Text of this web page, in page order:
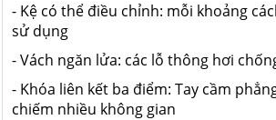
- Kệ có thể điều chỉnh: mỗi khoảng
sử dụng
- Vách ngăn lửa: các lỗ thông hơi
- Khóa liên kết ba điểm: Tay cầm
chiếm nhiều không gian